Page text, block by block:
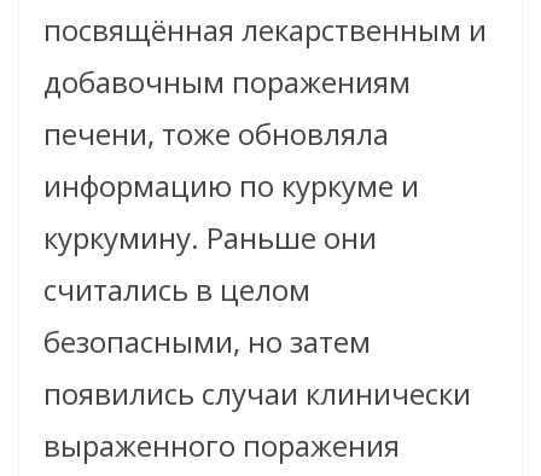
посвящённая лекарственным и
добавочным поражениям
печени, тоже обновляла
информацию по куркуме и
куркумину. Раньше они
считались в целом
безопасными, но затем
появились случаи клинически
выраженного поражения